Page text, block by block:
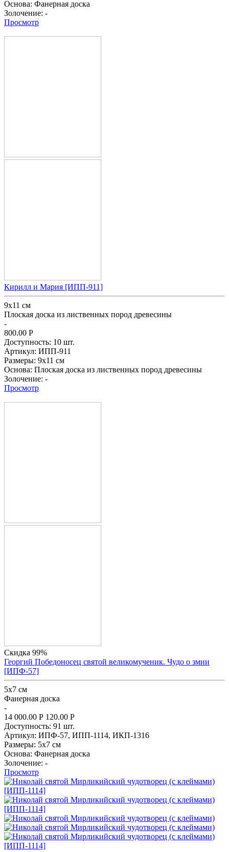
Основа: Фанерная доска
Золочение: -
Просмотр
Кирилл и Мария [ИПП-911]
9х11 см
Плоская доска из лиственных пород древесины
-
800.00 Р
Доступность: 10 шт.
Артикул: ИПП-911
Размеры: 9х11 см
Основа: Плоская доска из лиственных пород древесины
Золочение: -
Просмотр
Скидка 99%
Георгий Победоносец святой великомученик. Чудо о змии
[ИПФ-57]
5x7 см
Фанерная доска
-
14 000.00 Р 120.00 Р
Доступность: 91 шт.
Артикул: ИПФ-57, ИПП-1114, ИКП-1316
Размеры: 5x7 см
Основа: Фанерная доска
Золочение: -
Просмотр